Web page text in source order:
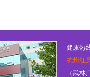
健康热
杭州红
（武